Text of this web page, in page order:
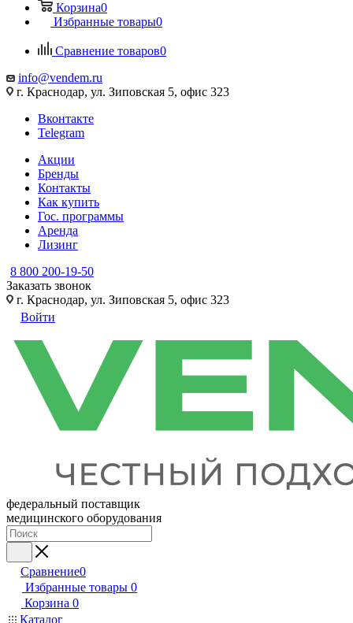
Корзина0
Избранные товары0
Сравнение товаров0
info@vendem.ru
г. Краснодар, ул. Зиповская 5, офис 323
Вконтакте
Telegram
Акции
Бренды
Контакты
Как купить
Гос. программы
Аренда
Лизинг
8 800 200-19-50
Заказать звонок
г. Краснодар, ул. Зиповская 5, офис 323
Войти
федеральный поставщик
медицинского оборудования
Сравнение0
Избранные товары 0
Корзина 0
Каталог